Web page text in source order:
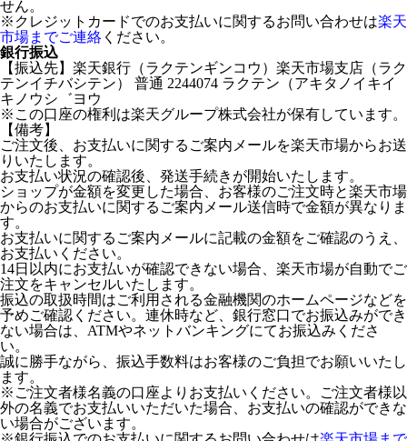
せん。
※クレジットカードでのお支払いに関するお問い合わせは楽天
市場までご連絡 ください。
銀行振込
【振込先】楽天銀行（ラクテンギンコウ）楽天市場支店（ラク
テンイチバシテン） 普通 2244074 ラクテン（アキタノイキイ
キノウシ゛ヨウ
※この口座の権利は楽天グループ株式会社が保有しています。
【備考】
ご注文後、お支払いに関するご案内メールを楽天市場からお送
りいたします。
お支払い状況の確認後、発送手続きが開始いたします。
ショップが金額を変更した場合、お客様のご注文時と楽天市場
からのお支払いに関するご案内メール送信時で金額が異なりま
す。
お支払いに関するご案内メールに記載の金額をご確認のうえ、
お支払いください。
14日以内にお支払いが確認できない場合、楽天市場が自動でご
注文をキャンセルいたします。
振込の取扱時間はご利用される金融機関のホームページなどを
予めご確認ください。連休時など、銀行窓口でお振込みができ
ない場合は、ATMやネットバンキングにてお振込みくださ
い。
誠に勝手ながら、振込手数料はお客様のご負担でお願いいたし
ます。
※ご注文者様名義の口座よりお支払いください。ご注文者様以
外の名義でお支払いいただいた場合、お支払いの確認ができな
い場合がございます。